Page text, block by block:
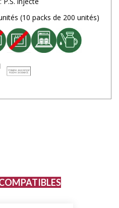
(10 packs de 200 unités)